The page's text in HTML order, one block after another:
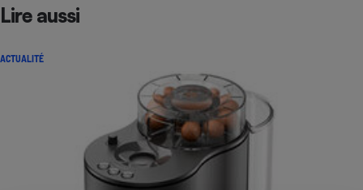
Lire aussi
ACTUALITÉ